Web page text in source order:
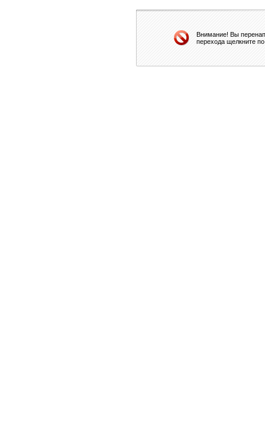
Внимание! Вы
перехода щелкните